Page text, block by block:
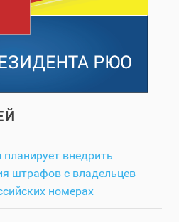
внедрить
штрафов с владельцев
номерах